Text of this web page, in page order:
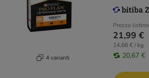
4 varianti
Prezzo listino
21,99 €
14,66 € / kg
20,67 €